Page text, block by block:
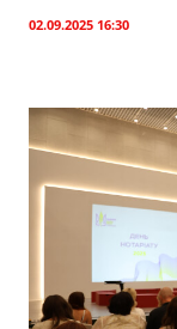
02.09.2025 16:30